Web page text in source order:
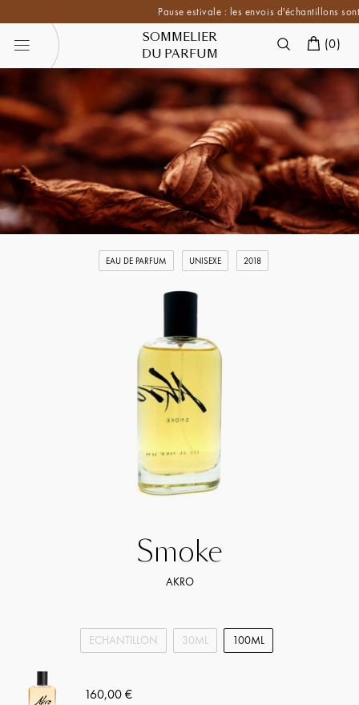
Pause estivale : les envois d'échantillons sont
SOMMELIER
DU PARFUM
(0)
EAU DE PARFUM UNISEXE 2018
Smoke
AKRO
ECHANTILLON 30ML 100ML
160,00 €